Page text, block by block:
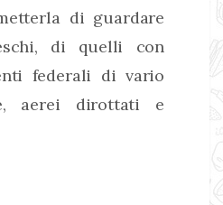
di guardare
di quelli con
federali di vario
aerei dirottati e